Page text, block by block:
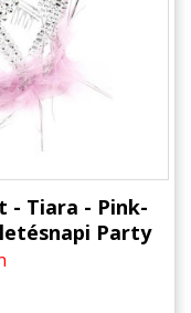
- Tiara - Pink-
Party